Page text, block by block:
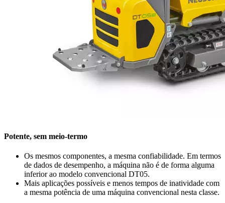
Potente, sem meio-termo
Os mesmos componentes, a mesma confiabilidade. Em termos
de dados de desempenho, a máquina não é de forma alguma
inferior ao modelo convencional DT05.
Mais aplicações possíveis e menos tempos de inatividade com
a mesma potência de uma máquina convencional nesta classe.